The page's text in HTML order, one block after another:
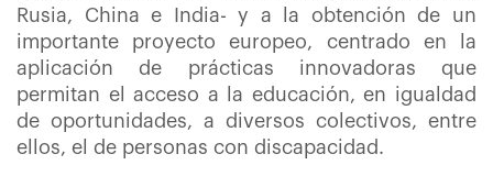
Rusia, China e India- y a la obtención de un
importante proyecto europeo, centrado en la
aplicación de prácticas innovadoras que
permitan el acceso a la educación, en igualdad
de oportunidades, a diversos colectivos, entre
ellos, el de personas con discapacidad.